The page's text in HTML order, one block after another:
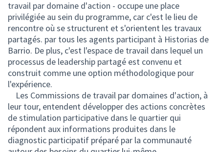
travail par domaine d'action - occupe une place
privilégiée au sein du programme, car c'est le lieu de
rencontre où se structurent et s'orientent les travaux
partagés. par tous les agents participant à Historias de
Barrio. De plus, c'est l'espace de travail dans lequel un
processus de leadership partagé est convenu et
construit comme une option méthodologique pour
l'expérience.
Les Commissions de travail par domaines d'action, à
leur tour, entendent développer des actions concrètes
de stimulation participative dans le quartier qui
répondent aux informations produites dans le
diagnostic participatif préparé par la communauté